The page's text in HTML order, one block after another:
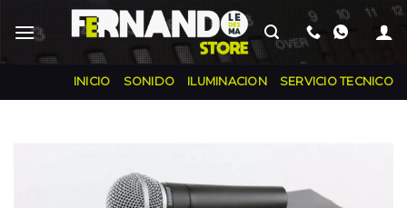
INICIO SONIDO ILUMINACION SERVICIO TECNICO